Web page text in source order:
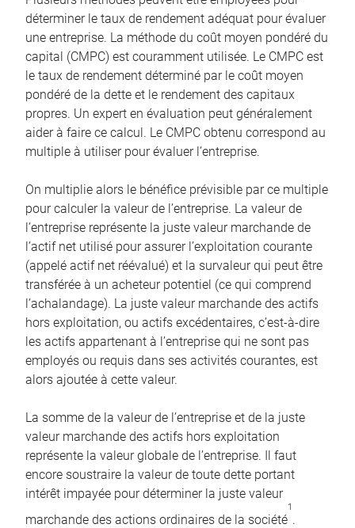
déterminer le taux de rendement adéquat pour évaluer
une entreprise. La méthode du coût moyen pondéré du
capital (CMPC) est couramment utilisée. Le CMPC est
le taux de rendement déterminé par le coût moyen
pondéré de la dette et le rendement des capitaux
propres. Un expert en évaluation peut généralement
aider à faire ce calcul. Le CMPC obtenu correspond au
multiple à utiliser pour évaluer l’entreprise.
On multiplie alors le bénéfice prévisible par ce multiple
pour calculer la valeur de l’entreprise. La valeur de
l’entreprise représente la juste valeur marchande de
l’actif net utilisé pour assurer l’exploitation courante
(appelé actif net réévalué) et la survaleur qui peut être
transférée à un acheteur potentiel (ce qui comprend
l’achalandage). La juste valeur marchande des actifs
hors exploitation, ou actifs excédentaires, c’est-à-dire
les actifs appartenant à l’entreprise qui ne sont pas
employés ou requis dans ses activités courantes, est
alors ajoutée à cette valeur.
La somme de la valeur de l’entreprise et de la juste
valeur marchande des actifs hors exploitation
représente la valeur globale de l’entreprise. Il faut
encore soustraire la valeur de toute dette portant
intérêt impayée pour déterminer la juste valeur
marchande des actions ordinaires de la société
1
.